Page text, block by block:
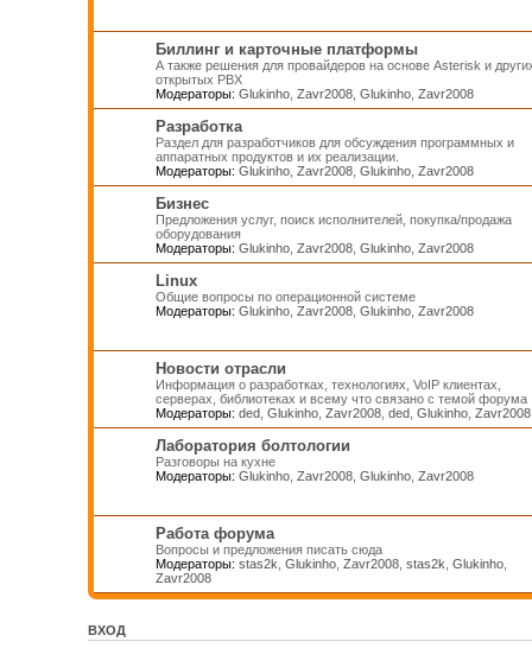
Биллинг и карточные платформы
А также решения для провайдеров на основе Asterisk и
открытых PBX
Модераторы: Glukinho, Zavr2008, Glukinho, Zavr2008
Разработка
Раздел для разработчиков для обсуждения программных и
аппаратных продуктов и их реализации.
Модераторы: Glukinho, Zavr2008, Glukinho, Zavr2008
Бизнес
Предложения услуг, поиск исполнителей, покупка/продажа
оборудования
Модераторы: Glukinho, Zavr2008, Glukinho, Zavr2008
Linux
Общие вопросы по операционной системе
Модераторы: Glukinho, Zavr2008, Glukinho, Zavr2008
Новости отрасли
Информация о разработках, технологиях, VoIP клиентах,
серверах, библиотеках и всему что связано с темой форума
Модераторы: ded, Glukinho, Zavr2008, ded, Glukinho, Zavr2008
Лаборатория болтологии
Разговоры на кухне
Модераторы: Glukinho, Zavr2008, Glukinho, Zavr2008
Работа форума
Вопросы и предложения писать сюда
Модераторы: stas2k Glukinho, Zavr2008, stas2k Glukinho,
Zavr2008
ВХОД